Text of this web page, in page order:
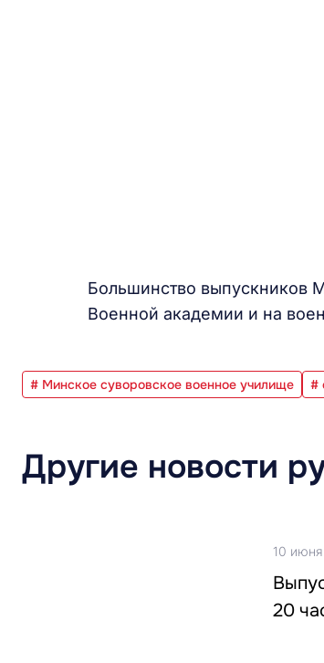
Большинство выпускников
Военной академии и на
# Минское суворовское военное училище #
Другие новости
10
20